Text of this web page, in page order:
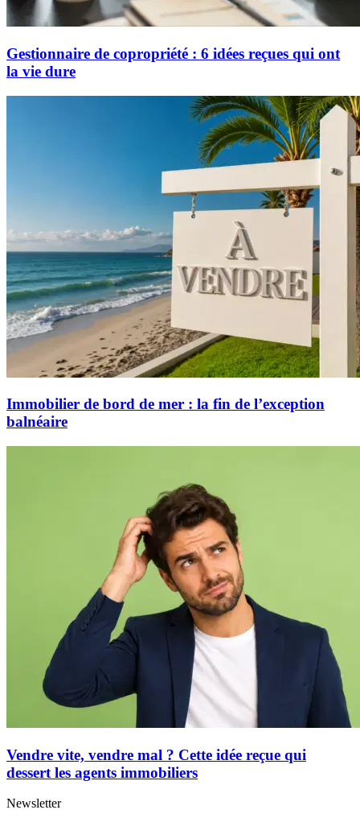
Gestionnaire de copropriété : 6 idées reçues qui ont
la vie dure
Immobilier de bord de mer : la fin de l’exception
balnéaire
Vendre vite, vendre mal ? Cette idée reçue qui
dessert les agents immobiliers
Newsletter